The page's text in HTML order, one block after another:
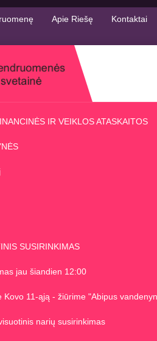
Apie Riešę Kontaktai
IR VEIKLOS ATASKAITOS
SUSIRINKIMAS
jau šiandien 12:00
Kovo 11-ąją - žiūrime "Abipus
narių susirinkimas